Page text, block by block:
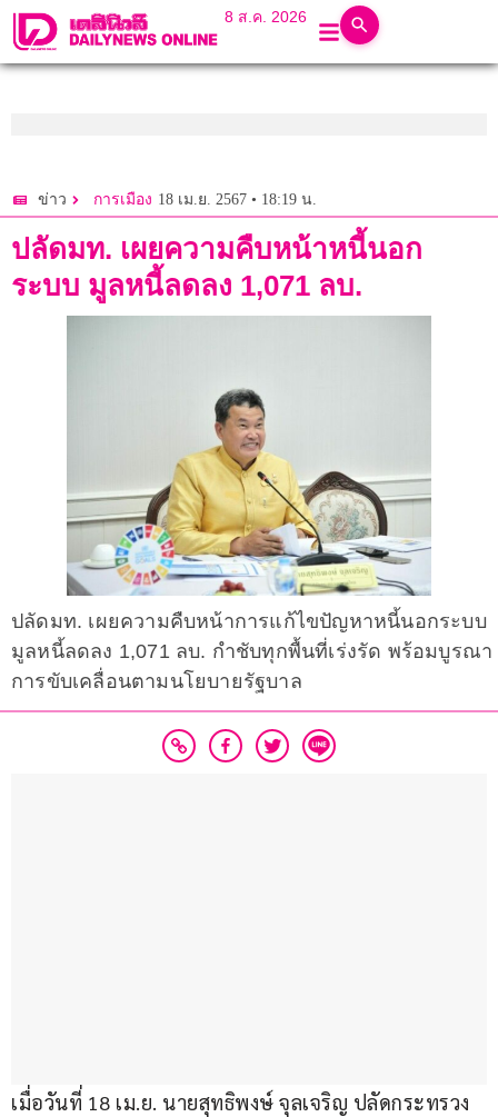
8 ส.ค. 2026
ข่าว การเมือง 18 เม.ย. 2567 • 18:19 น.
ปลัดมท. เผยความคืบหน้าหนี้นอก
ระบบ มูลหนี้ลดลง 1,071 ลบ.
ปลัดมท. เผยความคืบหน้าการแก้ไขปัญหาหนี้นอกระบบ
มูลหนี้ลดลง 1,071 ลบ. กำชับทุกพื้นที่เร่งรัด พร้อมบูรณา
การขับเคลื่อนตามนโยบายรัฐบาล
เมื่อวันที่ 18 เม.ย. นายสุทธิพงษ์ จุลเจริญ ปลัดกระทรวง